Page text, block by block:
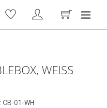
WEISS
CB-01-WH